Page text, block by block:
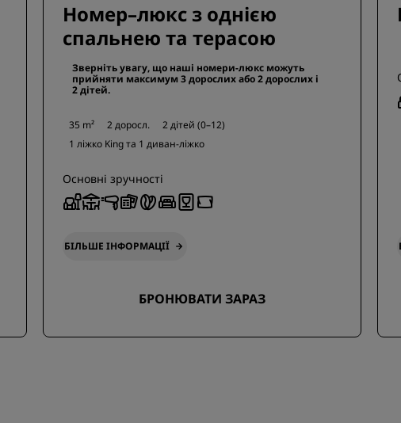
Номер–люкс з однією
спальнею та терасою
Зверніть увагу, що наші номери-люкс можуть
прийняти максимум 3 дорослих або 2 дорослих і
2 дітей.
35 m² 2 доросл.
2 дітей (0–12)
1 ліжко King та 1 диван-ліжко
Основні зручності
БІЛЬШЕ ІНФОРМАЦІЇ
БРОНЮВАТИ ЗАРАЗ